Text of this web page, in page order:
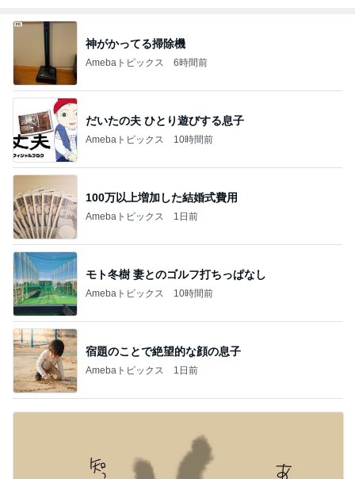
神がかってる掃除機
Amebaトピックス 6時間前
だいたの夫 ひとり遊びする息子
Amebaトピックス 10時間前
100万以上増加した結婚式費用
Amebaトピックス 1日前
モト冬樹 妻とのゴルフ打ちっぱなし
Amebaトピックス 10時間前
宿題のことで絶望的な顔の息子
Amebaトピックス 1日前